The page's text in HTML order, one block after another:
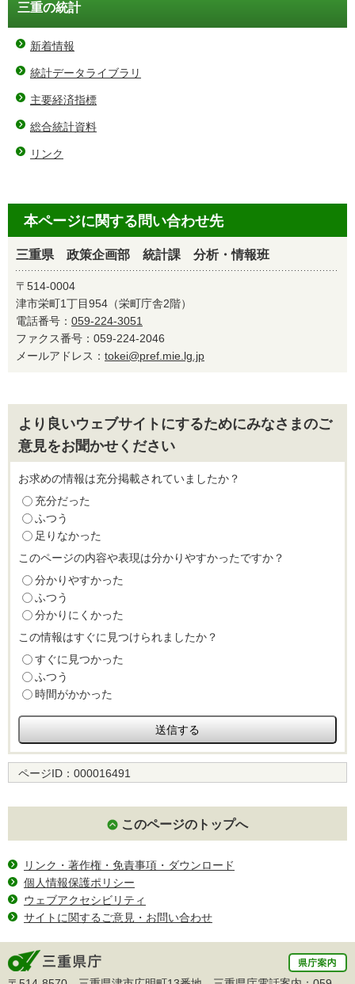
三重の統計
新着情報
統計データライブラリ
主要経済指標
総合統計資料
リンク
本ページに関する問い合わせ先
三重県 政策企画部 統計課 分析・情報班
〒514-0004
津市栄町1丁目954（栄町庁舎2階）
電話番号： 059-224-3051
ファクス番号：059-224-2046
メールアドレス： tokei@pref.mie.lg.jp
より良いウェブサイトにするためにみなさまのご
意見をお聞かせください
お求めの情報は充分掲載されていましたか？
充分だった
ふつう
足りなかった
このページの内容や表現は分かりやすかったですか？
分かりやすかった
ふつう
分かりにくかった
この情報はすぐに見つけられましたか？
すぐに見つかった
ふつう
時間がかかった
ページID： 000016491
このページのトップへ
リンク・著作権・免責事項・ダウンロード
個人情報保護ポリシー
ウェブアクセシビリティ
サイトに関するご意見・お問い合わせ